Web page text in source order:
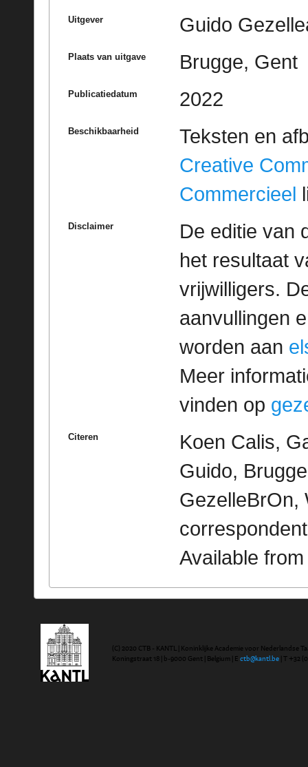
Uitgever Guido
Plaats van uitgave Brugge, Gent
Publicatiedatum 2022
Beschikbaarheid
Teksten en
Creative
Commercieel
Disclaimer
De editie van
het resultaat
vrijwilligers.
aanvullingen
worden aan
Meer
vinden op
Citeren
Koen Calis,
Guido,
GezelleBrOn,
Available
(C) 2020 CTB - KANTL | Koninklijke Academie voor Nederlandse
Koningstraat 18 | b-9000 Gent | Belgium | E ctb@kantl.be | T +32